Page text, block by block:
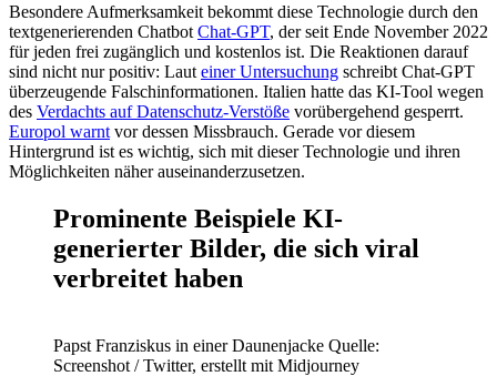
Besondere Aufmerksamkeit bekommt diese Technologie durch den
textgenerierenden Chatbot Chat-GPT, der seit Ende November 2022
für jeden frei zugänglich und kostenlos ist. Die Reaktionen darauf
sind nicht nur positiv: Laut einer Untersuchung schreibt Chat-GPT
überzeugende Falschinformationen. Italien hatte das KI-Tool wegen
des Verdachts auf Datenschutz-Verstöße vorübergehend gesperrt.
Europol warnt vor dessen Missbrauch. Gerade vor diesem
Hintergrund ist es wichtig, sich mit dieser Technologie und ihren
Möglichkeiten näher auseinanderzusetzen.
Prominente Beispiele KI-
generierter Bilder, die sich viral
verbreitet haben
Papst Franziskus in einer Daunenjacke Quelle:
Screenshot / Twitter, erstellt mit Midjourney